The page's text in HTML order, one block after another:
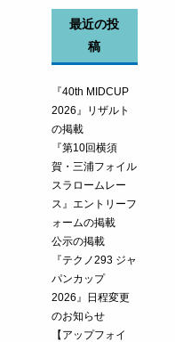
最近の投
稿
『40th MIDCUP
2026』リザルト
の掲載
『第10回横須
賀・三浦フォイル
スラロームレー
ス』エントリーフ
ォームの掲載
公示の掲載
『テクノ293 ジャ
パンカップ
2026』日程変更
のお知らせ
【アップフォイ